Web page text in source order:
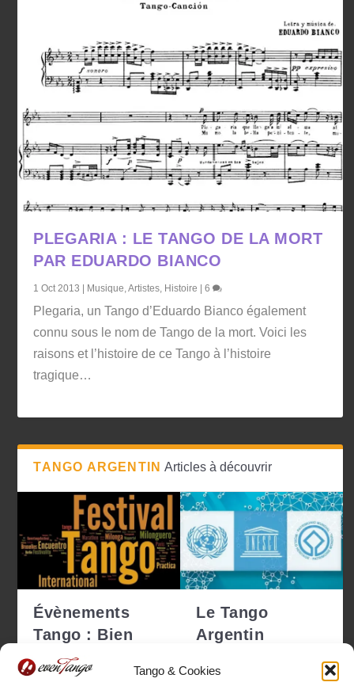
Tango & Cookies
PLEGARIA : LE TANGO DE LA MORT
PAR EDUARDO BIANCO
1 Oct 2013 | Musique ,Artistes Histoire |6
Plegaria, un Tango d’Eduardo Bianco également
connu sous le nom de Tango de la mort. Voici les
raisons et l’histoire de ce Tango à l’histoire
tragique…
TANGO ARGENTIN Articles à découvrir
Évènements
Tango : Bien
choisir pour ne
pas se tro...
Le Tango
Argentin
Patrimoine